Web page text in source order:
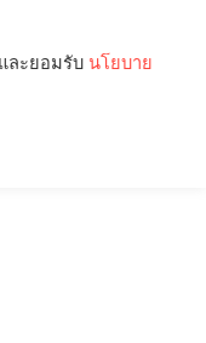
ละยอมรับ นโยบาย